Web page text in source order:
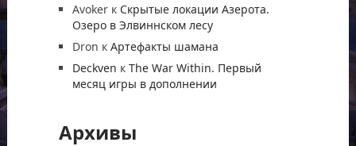
Avokerк Скрытые локации Азерота.
Озеро в Элвиннском лесу
Dron к Артефакты шамана
Deckven к The War Within. Первый
месяц игры в дополнении
Архивы